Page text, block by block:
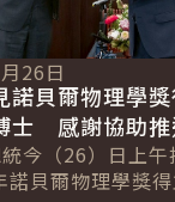
26日
諾貝爾物理學
士 感謝協助推
發展 盼持續強
今（26）日上午
諾貝爾物理學獎